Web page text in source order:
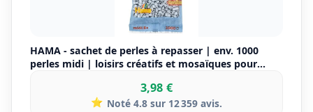
HAMA - sachet de perles à repasser | env. 1000
perles midi | loisirs créatifs et mosaïques pour
3,98 €
⭐ Noté 4.8 sur 12 359 avis.